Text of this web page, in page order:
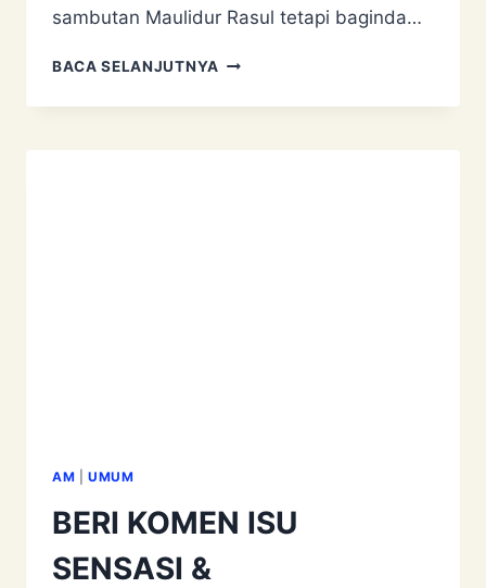
sambutan Maulidur Rasul tetapi baginda…
BACA SELANJUTNYA EMPAT
SEPUTAR
AM UMUM
BERI KOMEN ISU
SENSASI &